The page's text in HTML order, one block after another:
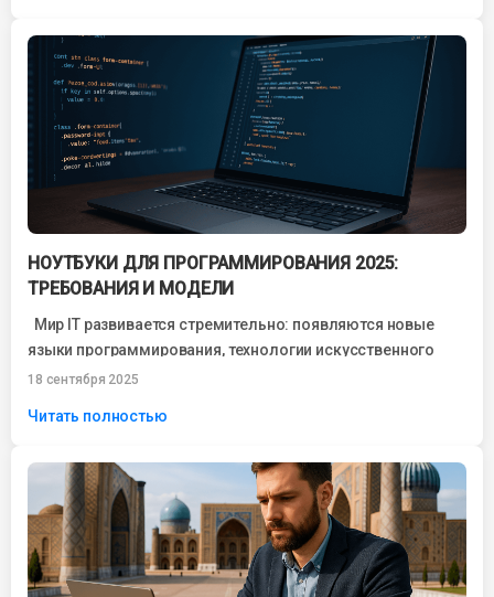
НОУТБУКИ ДЛЯ ПРОГРАММИРОВАНИЯ 2025:
ТРЕБОВАНИЯ И МОДЕЛИ
Мир IT развивается стремительно: появляются новые
языки программирования, технологии искусственного
интеллекта, облачные сервисы. Всё это требует от
18 сентября 2025
Читать полностью